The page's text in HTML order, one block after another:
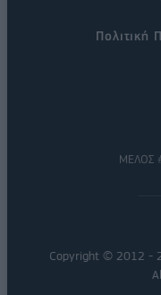
Πολιτική
ΜΕΛΟΣ
Copyright © 2012 -